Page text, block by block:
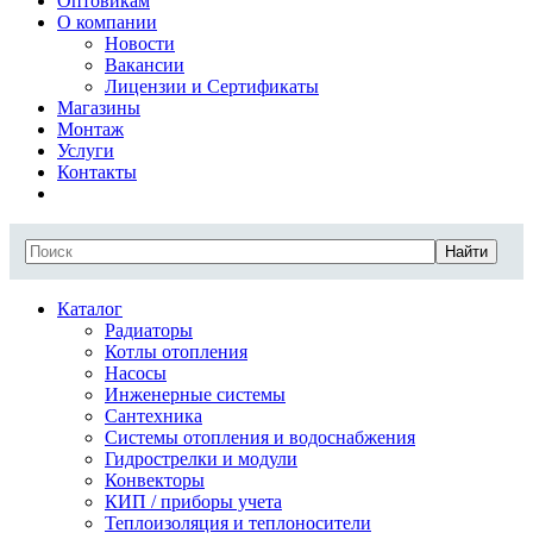
О компании
Новости
Вакансии
Лицензии и Сертификаты
Магазины
Монтаж
Услуги
Контакты
Найти
Каталог
Радиаторы
Котлы отопления
Насосы
Инженерные системы
Сантехника
Системы отопления и водоснабжения
Гидрострелки и модули
Конвекторы
КИП / приборы учета
Теплоизоляция и теплоносители